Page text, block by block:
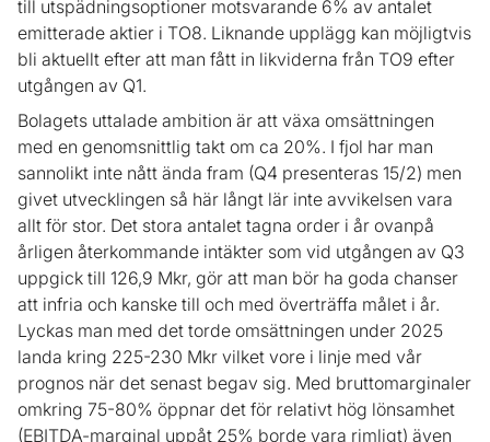
till utspädningsoptioner motsvarande 6% av antalet
emitterade aktier i TO8. Liknande upplägg kan möjligtvis
bli aktuellt efter att man fått in likviderna från TO9 efter
utgången av Q1.
Bolagets uttalade ambition är att växa omsättningen
med en genomsnittlig takt om ca 20%. I fjol har man
sannolikt inte nått ända fram (Q4 presenteras 15/2) men
givet utvecklingen så här långt lär inte avvikelsen vara
allt för stor. Det stora antalet tagna order i år ovanpå
årligen återkommande intäkter som vid utgången av Q3
uppgick till 126,9 Mkr, gör att man bör ha goda chanser
att infria och kanske till och med överträffa målet i år.
Lyckas man med det torde omsättningen under 2025
landa kring 225-230 Mkr vilket vore i linje med vår
prognos när det senast begav sig. Med bruttomarginaler
omkring 75-80% öppnar det för relativt hög lönsamhet
(EBITDA-marginal uppåt 25% borde vara rimligt) även